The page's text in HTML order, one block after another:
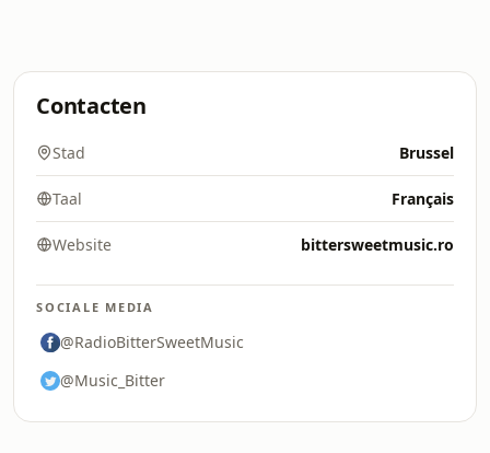
Contacten
Stad Brussel
Taal Français
Website bittersweetmusic.ro
SOCIALE MEDIA
@RadioBitterSweetMusic
@Music_Bitter